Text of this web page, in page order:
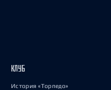
КЛУБ
История «Торпедо»